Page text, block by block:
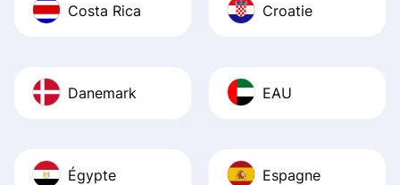
Costa Rica Croatie
Danemark EAU
Égypte Espagne